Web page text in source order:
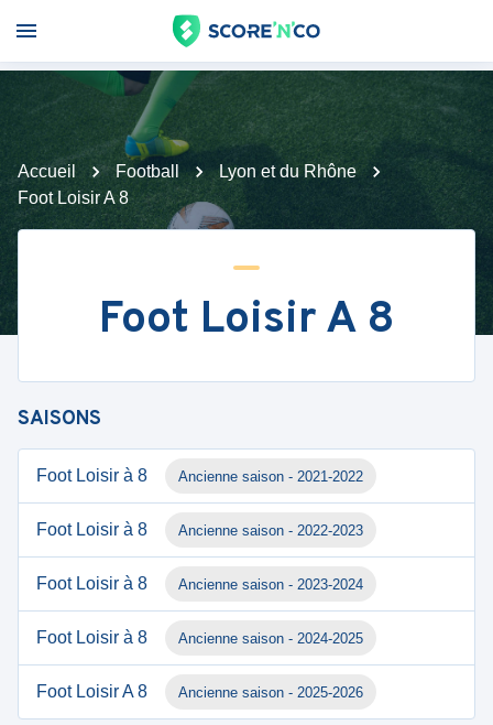
Accueil Football
Lyon et du Rhône
Foot Loisir A 8
Foot Loisir A 8
SAISONS
Foot Loisir à 8 Ancienne saison - 2021-2022
Foot Loisir à 8 Ancienne saison - 2022-2023
Foot Loisir à 8 Ancienne saison - 2023-2024
Foot Loisir à 8 Ancienne saison - 2024-2025
Foot Loisir A 8 Ancienne saison - 2025-2026